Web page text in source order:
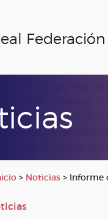
> Noticias > Informe